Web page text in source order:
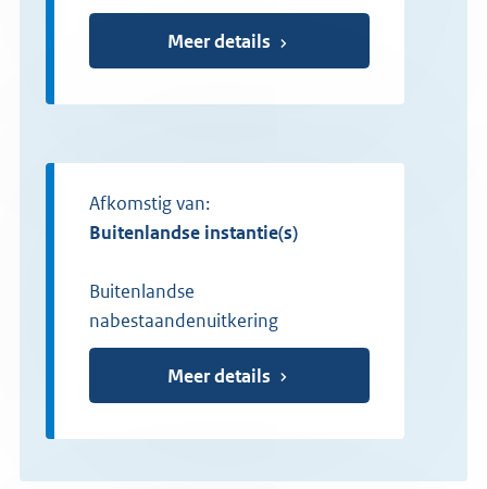
Meer details
Afkomstig van:
buitenlandse instantie(s)
Buitenlandse
nabestaandenuitkering
Meer details